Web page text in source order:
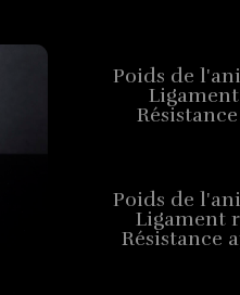
Poids de
Poids de
Ligament
Résistance